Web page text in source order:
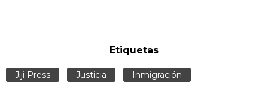
Etiquetas
Jiji Press Justicia Inmigración